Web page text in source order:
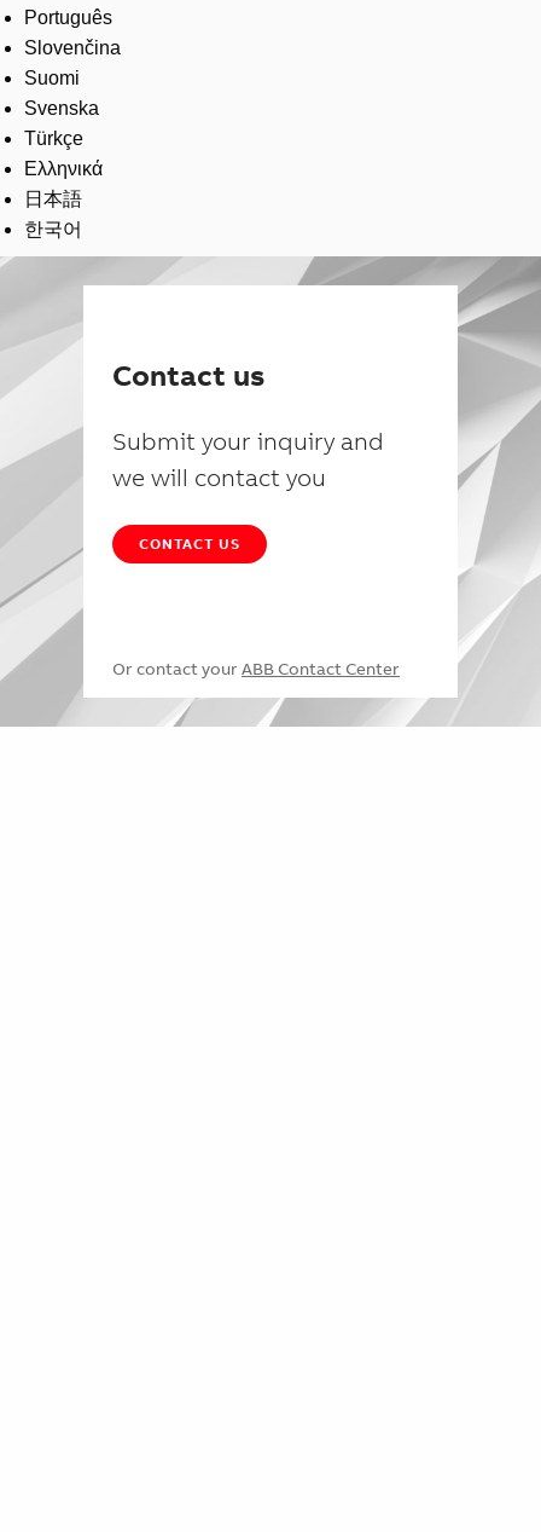
Português
Slovenčina
Suomi
Svenska
Türkçe
Ελληνικά
日本語
한국어
Contact us
Submit your inquiry and
we will contact you
CONTACT US
Or contact your ABB Contact Center